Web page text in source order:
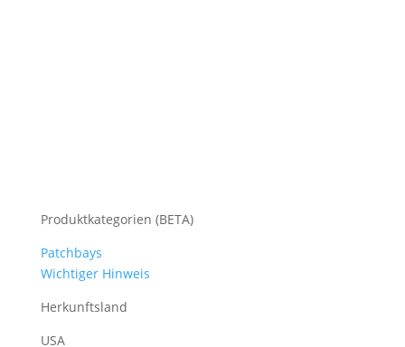
Produktkategorien (BETA)
Patchbays
Wichtiger Hinweis
Herkunftsland
USA